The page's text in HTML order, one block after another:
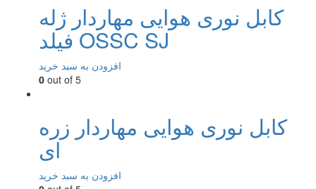
کابل نوری هوایی مهاردار ژله
فیلد OSSC SJ
افزودن به سبد خرید
0 out of 5
کابل نوری هوایی مهاردار زره
ای
افزودن به سبد خرید